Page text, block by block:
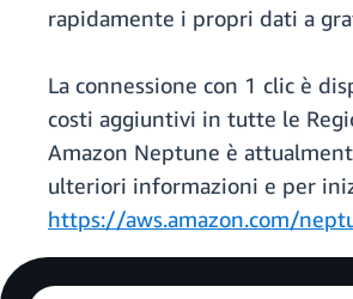
rapidamente i propri dati a
La connessione con 1 clic è
costi aggiuntivi in tutte le
Amazon Neptune è
ulteriori informazioni e per
https://aws.amazon.com/